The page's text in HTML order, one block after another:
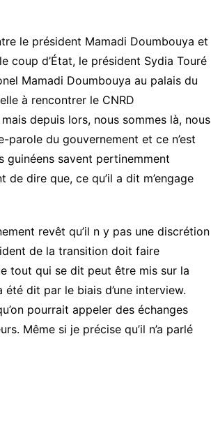
le président Mamadi Doumbouya et
coup d’État, le président Sydia Touré
Mamadi Doumbouya au palais du
à rencontrer le CNRD
depuis lors, nous sommes là, nous
parole du gouvernement et ce n’est
guinéens savent pertinemment
dire que, ce qu’il a dit m’engage
revêt qu’il n y pas une discrétion
de la transition doit faire
tout qui se dit peut être mis sur la
dit par le biais d’une interview.
pourrait appeler des échanges
Même si je précise qu’il n’a parlé